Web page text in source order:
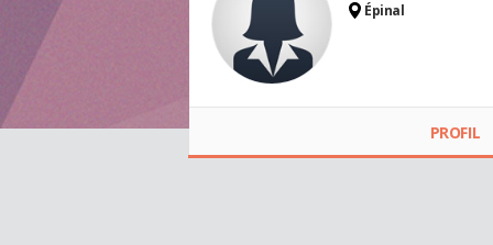
Épinal
PROFIL